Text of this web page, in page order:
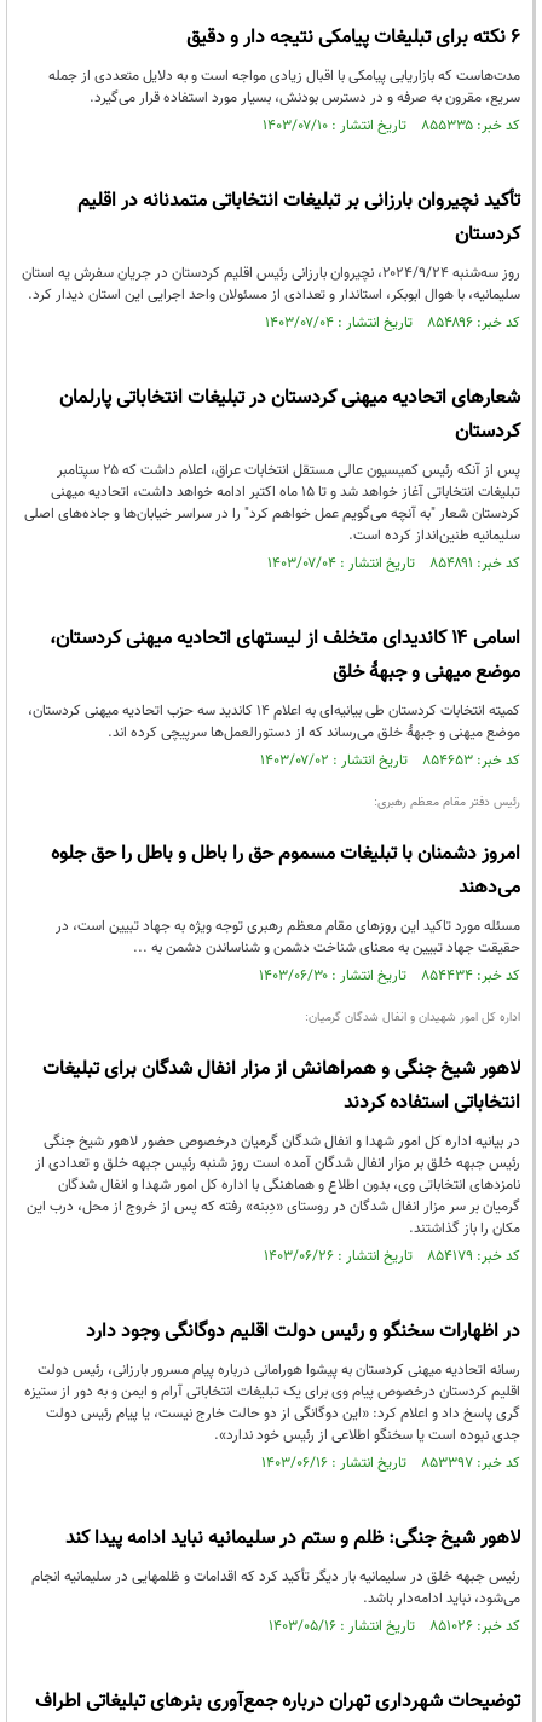
6 نکته برای تبلیغات پیامکی نتیجه دار و دقیق
مدت‌هاست که بازاریابی پیامکی با اقبال زیادی مواجه است و به دلایل متعددی از جمله
سریع، مقرون به صرفه و در دسترس بودنش، بسیار مورد استفاده قرار می‌گیرد.
کد خبر: ۸۵۵۳۳۵ تاریخ انتشار : ۱۴۰۳/۰۷/۱۰
تأکید نچیروان بارزانی بر تبلیغات انتخاباتی متمدنانه در اقلیم
کردستان
روز سه‌شنبه ۲۰۲۴/۹/۲۴، نچیروان بارزانی رئیس اقلیم کردستان در جریان سفرش یه استان
سلیمانیه، با هوال ابوبکر، استاندار و تعدادی از مسئولان واحد اجرایی این استان دیدار کرد.
کد خبر: ۸۵۴۸۹۶ تاریخ انتشار : ۱۴۰۳/۰۷/۰۴
شعارهای اتحادیه میهنی کردستان در تبلیغات انتخاباتی پارلمان
کردستان
پس از آنکه رئیس کمیسیون عالی مستقل انتخابات عراق، اعلام داشت که ۲۵ سپتامبر
تبلیغات انتخاباتی آغاز خواهد شد و تا ۱۵ ماه اکتبر ادامه خواهد داشت، اتحادیه میهنی
کردستان شعار "به آنچه می‌گویم عمل خواهم کرد" را در سراسر خیابان‌ها و جاده‌های اصلی
سلیمانیه طنین‌انداز کرده است.
کد خبر: ۸۵۴۸۹۱ تاریخ انتشار : ۱۴۰۳/۰۷/۰۴
اسامی ۱۴ کاندیدای متخلف از لیستهای اتحادیه میهنی کردستان،
موضع میهنی و جبهۀ خلق
کمیته انتخابات کردستان طی بیانیه‌ای به اعلام ۱۴ کاندید سه حزب اتحادیه میهنی کردستان،
موضع میهنی و جبهۀ خلق می‌رساند که از دستورالعمل‌ها سرپیچی کرده اند.
کد خبر: ۸۵۴۶۵۳ تاریخ انتشار : ۱۴۰۳/۰۷/۰۲
رئیس دفتر مقام معظم رهبری:
️امروز دشمنان با تبلیغات مسموم حق را باطل و باطل را حق جلوه
می‌دهند
مسئله مورد تاکید این روزهای مقام معظم رهبری توجه ویژه به جهاد تبیین است، در
حقیقت جهاد تبیین به معنای شناخت دشمن و شناساندن دشمن به ...
کد خبر: ۸۵۴۴۳۴ تاریخ انتشار : ۱۴۰۳/۰۶/۳۰
اداره کل امور شهیدان و انفال شدگان گرمیان:
لاهور شیخ جنگی و همراهانش از مزار انفال شدگان برای تبلیغات
انتخاباتی استفاده کردند
در بیانیه اداره کل امور شهدا و انفال شدگان گرمیان درخصوص حضور لاهور شیخ جنگی
رئیس جبهه خلق بر مزار انفال شدگان آمده است روز شنبه رئیس جبهه خلق و تعدادی از
نامزدهای انتخاباتی وی، بدون اطلاع و هماهنگی با اداره کل امور شهدا و انفال شدگان
گرمیان بر سر مزار انفال شدگان در روستای «دِبنه» رفته که پس از خروج از محل، درب این
مکان را باز گذاشتند.
کد خبر: ۸۵۴۱۷۹ تاریخ انتشار : ۱۴۰۳/۰۶/۲۶
در اظهارات سخنگو و رئیس دولت اقلیم دوگانگی وجود دارد
رسانه اتحادیه میهنی کردستان به پیشوا هورامانی درباره پیام مسرور بارزانی، رئیس دولت
اقلیم کردستان درخصوص پیام وی برای یک تبلیغات انتخاباتی آرام و ایمن و به دور از ستیزه
گری پاسخ داد و اعلام کرد: «این دوگانگی از دو حالت خارج نیست، یا پیام رئیس دولت
جدی نبوده است یا سخنگو اطلاعی از رئیس خود ندارد».
کد خبر: ۸۵۳۳۹۷ تاریخ انتشار : ۱۴۰۳/۰۶/۱۶
لاهور شیخ جنگی: ظلم و ستم در سلیمانیه نباید ادامه‌ پیدا کند
رئیس جبهه خلق در سلیمانیه بار دیگر تأکید کرد که اقدامات و ظلمهایی در سلیمانیه انجام
می‌شود، نباید ادامه‌دار باشد.
کد خبر: ۸۵۱۰۲۶ تاریخ انتشار : ۱۴۰۳/۰۵/۱۶
توضیحات شهرداری تهران درباره جمع‌آوری بنرهای تبلیغاتی اطراف